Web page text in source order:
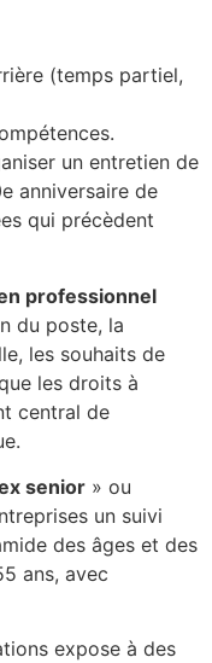
(temps partiel,
un entretien de
anniversaire de
qui précèdent
professionnel
du poste, la
les souhaits de
les droits à
central de
senior » ou
un suivi
des âges et des
ans, avec
expose à des